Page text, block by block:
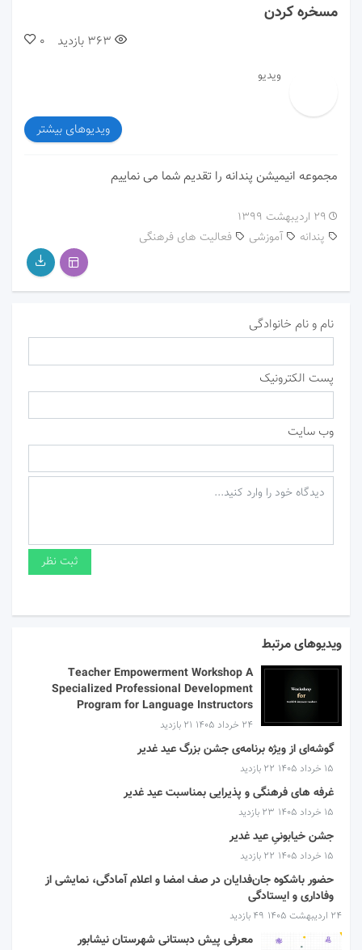
مسخره کردن
0 363 بازدید
ویدیو
ویدیوهای بیشتر
مجموعه انیمیشن پندانه را تقدیم شما می نماییم
۲۹ اردیبهشت ۱۳۹۹
آموزشی
پندانه فعالیت های فرهنگی
نام و نام خانوادگی
پست الکترونیک
وب سایت
ویدیوهای مرتبط
Teacher Empowerment Workshop A
Specialized Professional Development
Program for Language Instructors
۲۴ خرداد ۱۴۰۵ 21 بازدید
گوشه‌ای از ویژه برنامه‌ی جشن بزرگ عید غدیر
۱۵ خرداد ۱۴۰۵ 22 بازدید
غرفه های فرهنگی و پذیرایی بمناسبت عید غدیر
۱۵ خرداد ۱۴۰۵ 23 بازدید
جشن خیابونیِ عید غدیر
۱۵ خرداد ۱۴۰۵ 22 بازدید
حضور باشکوه جان‌فدایان در صف امضا و اعلام آمادگی، نمایشی از
وفاداری و ایستادگی
۲۴ اردیبهشت ۱۴۰۵ 49 بازدید
معرفی پیش دبستانی شهرستان نیشابور